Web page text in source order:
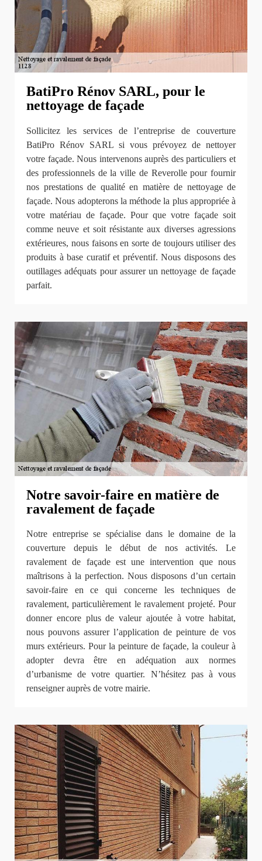
BatiPro Rénov SARL, pour le
nettoyage de façade
Sollicitez les services de l’entreprise de couverture
BatiPro Rénov SARL si vous prévoyez de nettoyer
votre façade. Nous intervenons auprès des particuliers et
des professionnels de la ville de Reverolle pour fournir
nos prestations de qualité en matière de nettoyage de
façade. Nous adopterons la méthode la plus appropriée à
votre matériau de façade. Pour que votre façade soit
comme neuve et soit résistante aux diverses agressions
extérieures, nous faisons en sorte de toujours utiliser des
produits à base curatif et préventif. Nous disposons des
outillages adéquats pour assurer un nettoyage de façade
parfait.
Notre savoir-faire en matière de
ravalement de façade
Notre entreprise se spécialise dans le domaine de la
couverture depuis le début de nos activités. Le
ravalement de façade est une intervention que nous
maîtrisons à la perfection. Nous disposons d’un certain
savoir-faire en ce qui concerne les techniques de
ravalement, particulièrement le ravalement projeté. Pour
donner encore plus de valeur ajoutée à votre habitat,
nous pouvons assurer l’application de peinture de vos
murs extérieurs. Pour la peinture de façade, la couleur à
adopter devra être en adéquation aux normes
d’urbanisme de votre quartier. N’hésitez pas à vous
renseigner auprès de votre mairie.